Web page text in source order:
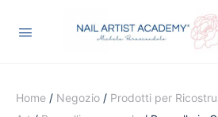
Home / Negozio / Prodotti per